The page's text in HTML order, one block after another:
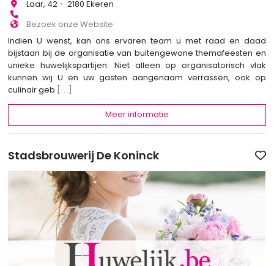
Laar, 42 - 2180 Ekeren
Bezoek onze Website
Indien U wenst, kan ons ervaren team u met raad en daad
bijstaan bij de organisatie van buitengewone themafeesten en
unieke huwelijkspartijen. Niet alleen op organisatorisch vlak
kunnen wij U en uw gasten aangenaam verrassen, ook op
culinair geb [...]
Meer informatie
Stadsbrouwerij De Koninck